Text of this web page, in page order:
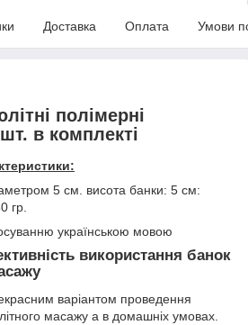
Доставка Оплата Умови
полімерні
в комплекті
5 см. висота банки: 5 см:
гр.
українською мовою
використання банок
варіантом проведення
масажу а в домашніх умовах.